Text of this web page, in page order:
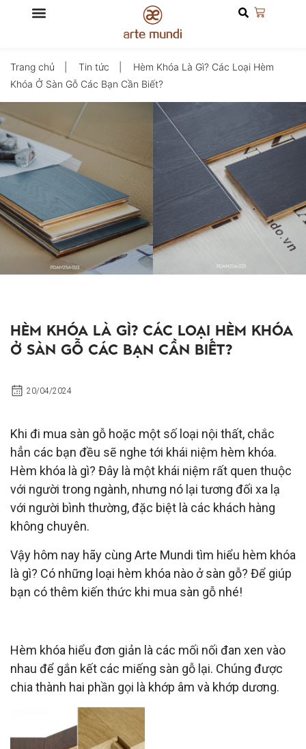
Trang chủ Tin tức
Hèm Khóa Là Gì? Các Loại Hèm
Khóa Ở Sàn Gỗ Các Bạn Cần Biết?
HÈM KHÓA LÀ GÌ? CÁC LOẠI HÈM KHÓA
Ở SÀN GỖ CÁC BẠN CẦN BIẾT?
20/04/2024
Khi đi mua sàn gỗ hoặc một số loại nội thất, chắc
hẳn các bạn đều sẽ nghe tới khái niệm hèm khóa.
Hèm khóa là gì? Đây là một khái niệm rất quen thuộc
với người trong ngành, nhưng nó lại tương đối xa lạ
với người bình thường, đặc biệt là các khách hàng
không chuyên.
Vậy hôm nay hãy cùng Arte Mundi tìm hiểu hèm khóa
là gì? Có những loại hèm khóa nào ở sàn gỗ? Để giúp
bạn có thêm kiến thức khi mua sàn gỗ nhé!
Hèm khóa hiểu đơn giản là các mối nối đan xen vào
nhau để gắn kết các miếng sàn gỗ lại. Chúng được
chia thành hai phần gọi là khớp âm và khớp dương.